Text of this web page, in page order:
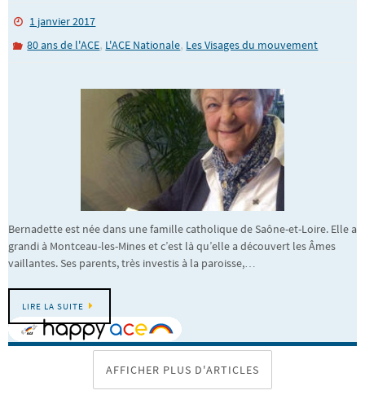
1 janvier 2017
80 ans de l'ACE, L'ACE Nationale, Les Visages du mouvement
Bernadette est née dans une famille catholique de Saône-et-Loire. Elle a
grandi à Montceau-les-Mines et c’est là qu’elle a découvert les Âmes
vaillantes. Ses parents, très investis à la paroisse,…
LIRE LA SUITE
AFFICHER PLUS D'ARTICLES